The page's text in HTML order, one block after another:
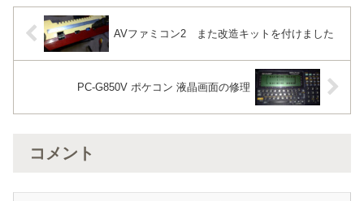
AVファミコン2 また改造キットを付けました
PC-G850V ポケコン 液晶画面の修理
コメント